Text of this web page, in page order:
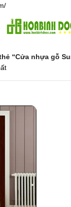
“Cửa nhựa gỗ